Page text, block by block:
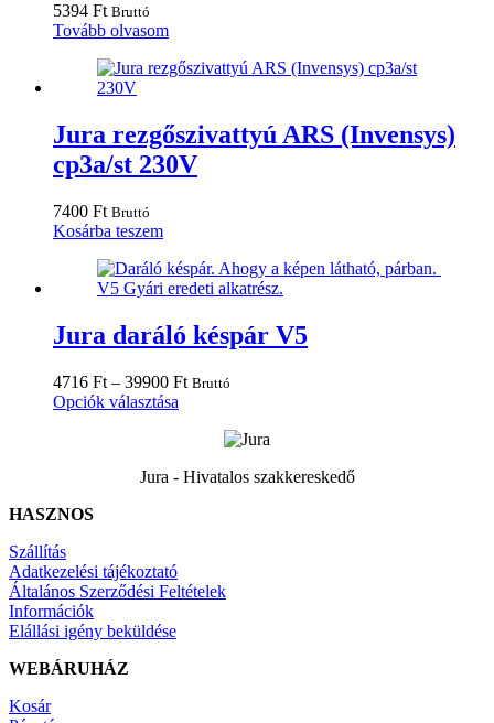
5394 Ft Bruttó
Tovább olvasom
Jura rezgőszivattyú ARS (Invensys)
cp3a/st 230V
7400 Ft Bruttó
Kosárba teszem
Jura daráló késpár V5
4716 Ft – 39900 FtÁrtartomány:
39900 Ft
Bruttó
Opciók választása
terméknek
variációja
választhatók
Jura - Hivatalos szakkereskedő
HASZNOS
Szállítás
Adatkezelési tájékoztató
Általános Szerződési Feltételek
Információk
Elállási igény beküldése
WEBÁRUHÁZ
Kosár